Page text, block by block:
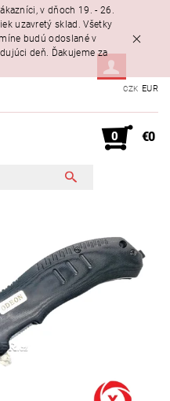
v dňoch 19. - 26.
uzavretý sklad. Všetky
budú odoslané v
deň. Ďakujeme za
CZK EUR
0 €0